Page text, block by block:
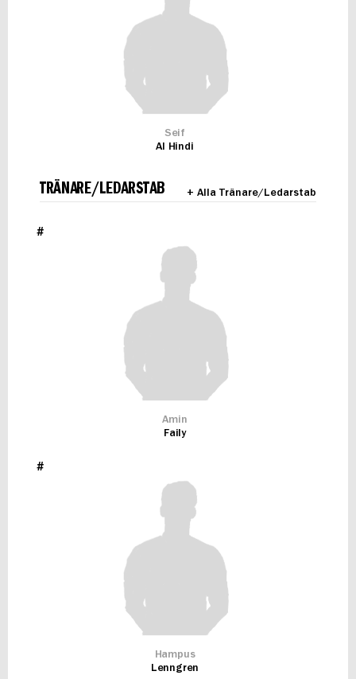
Seif
Al Hindi
TRÄNARE/LEDARSTAB + Alla Tränare/Ledarstab
#
Amin
Faily
#
Hampus
Lenngren